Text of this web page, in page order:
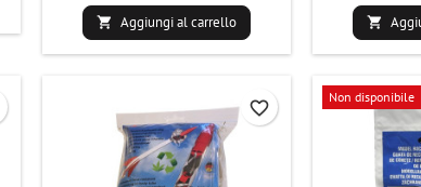
 Aggiungi al carrello 
favorite_border
Non disponibile